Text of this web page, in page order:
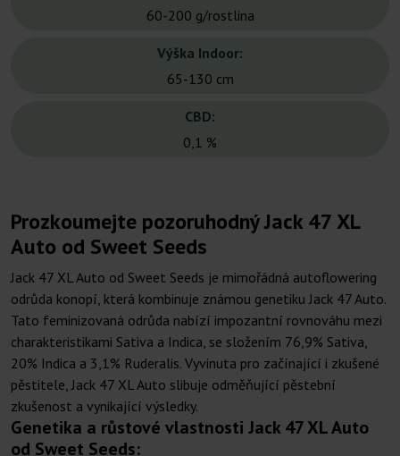
60-200 g/rostlina
Výška Indoor:
65-130 cm
CBD:
0,1 %
Prozkoumejte pozoruhodný Jack 47 XL
Auto od Sweet Seeds
Jack 47 XL Auto od Sweet Seeds je mimořádná autoflowering
odrůda konopí, která kombinuje známou genetiku Jack 47 Auto.
Tato feminizovaná odrůda nabízí impozantní rovnováhu mezi
charakteristikami Sativa a Indica, se složením 76,9% Sativa,
20% Indica a 3,1% Ruderalis. Vyvinuta pro začínající i zkušené
pěstitele, Jack 47 XL Auto slibuje odměňující pěstební
zkušenost a vynikající výsledky.
Genetika a růstové vlastnosti Jack 47 XL Auto
od Sweet Seeds: